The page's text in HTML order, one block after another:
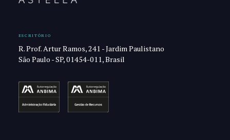
ESCRITÓRIO
R. Prof. Artur Ramos, 241 - Jardim Paulistano
São Paulo - SP, 01454-011, Brasil